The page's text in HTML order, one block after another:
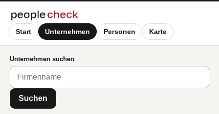
Start Unternehmen Personen Karte
Unternehmen suchen
Suchen